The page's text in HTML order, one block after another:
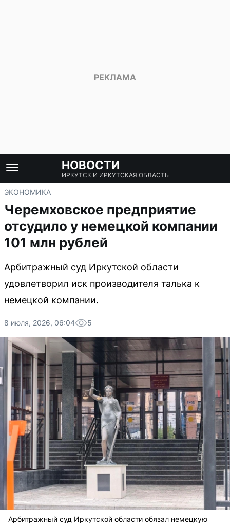
НОВОСТИ
ИРКУТСК И ИРКУТСКАЯ ОБЛАСТЬ
ЭКОНОМИКА
Черемховское предприятие
отсудило у немецкой компании
101 млн рублей
Арбитражный суд Иркутской области
удовлетворил иск производителя талька к
немецкой компании.
8 июля, 2026, 06:04 5
Арбитражный суд Иркутской области обязал немецкую